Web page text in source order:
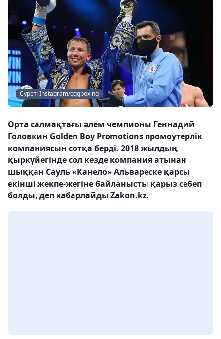
Сурет: Instagram/gggboxing
Орта салмақтағы әлем чемпионы Геннадий
Головкин Golden Boy Promotions промоутерлік
компаниясын сотқа берді. 2018 жылдың
қыркүйегінде сол кезде компания атынан
шыққан Сауль «Канело» Альвареске қарсы
екінші жекпе-жегіне байланысты қарыз себеп
болды, деп хабарлайды Zakon.kz.